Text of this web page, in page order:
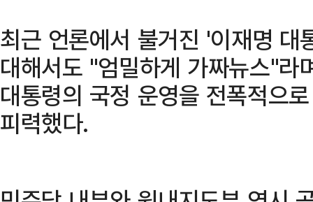
최근 언론에서 불거진 '이재명 대
대해서도 "엄밀하게 가짜뉴스"라
대통령의 국정 운영을 전폭적으
피력했다.